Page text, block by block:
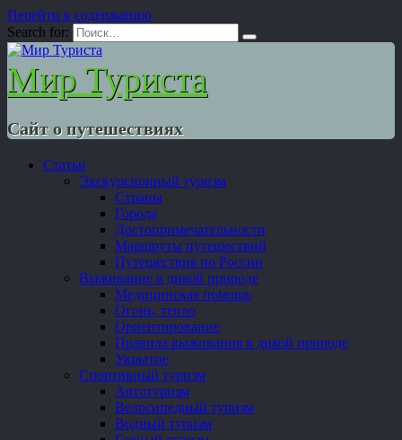
Перейти к содержанию
Search for:
Мир Туриста
Сайт о путешествиях
Статьи
Экскурсионный туризм
Страны
Города
Достопримечательности
Маршруты путешествий
Путешествия по России
Выживание в дикой природе
Медицинская помощь
Огонь, тепло
Ориентирование
Правила выживания в дикой природе
Укрытие
Спортивный туризм
Автотуризм
Велосипедный туризм
Водный туризм